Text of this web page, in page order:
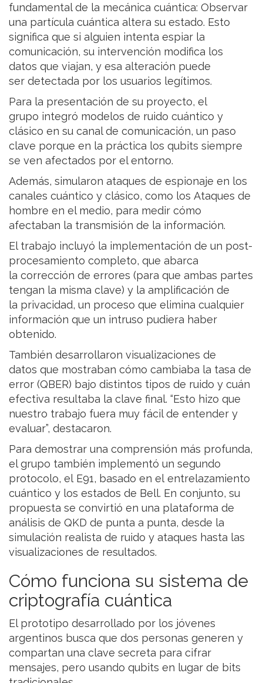
fundamental de la mecánica cuántica: Observar
una partícula cuántica altera su estado. Esto
significa que si alguien intenta espiar la
comunicación, su intervención modifica los
datos que viajan, y esa alteración puede
ser detectada por los usuarios legítimos.
Para la presentación de su proyecto, el
grupo integró modelos de ruido cuántico y
clásico en su canal de comunicación, un paso
clave porque en la práctica los qubits siempre
se ven afectados por el entorno.
Además, simularon ataques de espionaje en los
canales cuántico y clásico, como los Ataques de
hombre en el medio, para medir cómo
afectaban la transmisión de la información.
El trabajo incluyó la implementación de un post-
procesamiento completo, que abarca
la corrección de errores (para que ambas partes
tengan la misma clave) y la amplificación de
la privacidad, un proceso que elimina cualquier
información que un intruso pudiera haber
obtenido.
También desarrollaron visualizaciones de
datos que mostraban cómo cambiaba la tasa de
error (QBER) bajo distintos tipos de ruido y cuán
efectiva resultaba la clave final. “Esto hizo que
nuestro trabajo fuera muy fácil de entender y
evaluar”, destacaron.
Para demostrar una comprensión más profunda,
el grupo también implementó un segundo
protocolo, el E91, basado en el entrelazamiento
cuántico y los estados de Bell. En conjunto, su
propuesta se convirtió en una plataforma de
análisis de QKD de punta a punta, desde la
simulación realista de ruido y ataques hasta las
visualizaciones de resultados.
Cómo funciona su sistema de
criptografía cuántica
El prototipo desarrollado por los jóvenes
argentinos busca que dos personas generen y
compartan una clave secreta para cifrar
mensajes, pero usando qubits en lugar de bits